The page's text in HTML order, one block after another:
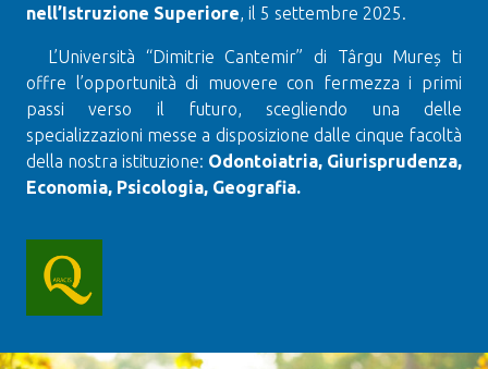
nell’Istruzione Superiore, il 5 settembre 2025.
L’Università “Dimitrie Cantemir” di Târgu Mureș ti
offre l’opportunità di muovere con fermezza i primi
passi verso il futuro, scegliendo una delle
specializzazioni messe a disposizione dalle cinque facoltà
della nostra istituzione: Odontoiatria, Giurisprudenza,
Economia, Psicologia, Geografia.